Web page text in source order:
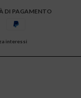
DI PAGAMENTO
interessi